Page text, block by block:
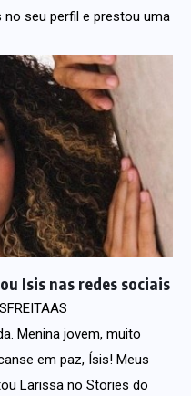
seu perfil e prestou uma
Isis nas redes sociais
Menina jovem, muito
em paz, Ísis! Meus
Larissa no Stories do